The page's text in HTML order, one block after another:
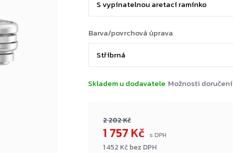
2 202 Kč
1 757 Kč
1 452 Kč bez DPH
Skladem u dodavatele Možnosti doručení
Barva/povrchová úprava